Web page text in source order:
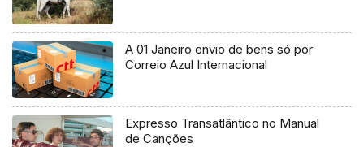
A 01 Janeiro envio de bens só por
Correio Azul Internacional
Expresso Transatlântico no Manual
de Canções